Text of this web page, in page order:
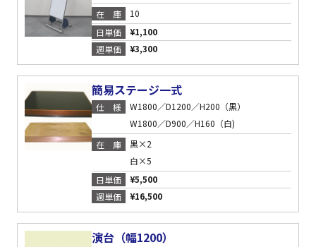
在庫
10
日単価
¥1,100
週単価
¥3,300
簡易ステージ一式
仕様
W1800／D1200／H200（黒）
W1800／D900／H160（白)
在庫
黒×2
白×5
日単価
¥5,500
週単価
¥16,500
演台（幅1200）